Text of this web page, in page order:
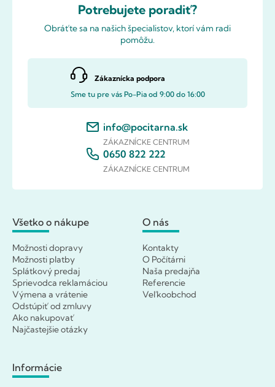
Potrebujete poradiť?
Obráťte sa na našich špecialistov, ktorí vám radi
pomôžu.
Zákaznícka podpora
Sme tu pre vás Po-Pia od 9:00 do 16:00
info@pocitarna.sk
ZÁKAZNÍCKE CENTRUM
0650 822 222
ZÁKAZNÍCKE CENTRUM
Všetko o nákupe
Možnosti dopravy
Možnosti platby
Splátkový predaj
Sprievodca reklamáciou
Výmena a vrátenie
Odstúpiť od zmluvy
Ako nakupovať
Najčastejšie otázky
O nás
Kontakty
O Počítárni
Naša predajňa
Referencie
Veľkoobchod
Informácie